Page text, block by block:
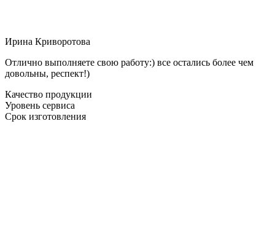
Ирина Криворотова
Отлично выполняете свою работу:) все остались более чем
довольны, респект!)
Качество продукции
Уровень сервиса
Срок изготовления